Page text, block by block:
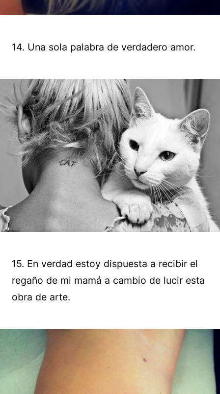
14. Una sola palabra de verdadero amor.
15. En verdad estoy dispuesta a recibir el
regaño de mi mamá a cambio de lucir esta
obra de arte.